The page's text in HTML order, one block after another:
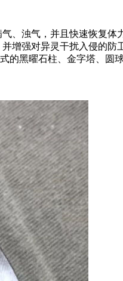
、浊气，并且快速恢复体
增强对异灵干扰入侵的防
黑曜石柱、金字塔、圆